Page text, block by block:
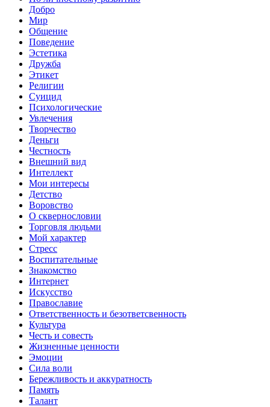
Добро
Мир
Общение
Поведение
Эстетика
Дружба
Этикет
Религии
Суицид
Психологические
Увлечения
Творчество
Деньги
Честность
Внешний вид
Интеллект
Мои интересы
Детство
Воровство
О сквернословии
Торговля людьми
Мой характер
Стресс
Воспитательные
Знакомство
Интернет
Искусство
Православие
Ответственность и безответсвенность
Культура
Честь и совесть
Жизненные ценности
Эмоции
Сила воли
Бережливость и аккуратность
Память
Талант